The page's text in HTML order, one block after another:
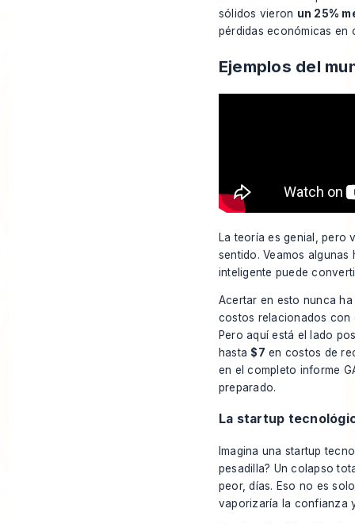
sólidos vieron un 25%
pérdidas económicas en
Ejemplos del
La teoría es genial, pero
sentido. Veamos
inteligente puede
Acertar en esto nunca
costos relacionados con
Pero aquí está el lado
hasta $7 en costos de
en el completo informe
preparado.
La startup
Imagina una startup
pesadilla? Un colapso
peor, días. Eso no es
vaporizaría la confianza